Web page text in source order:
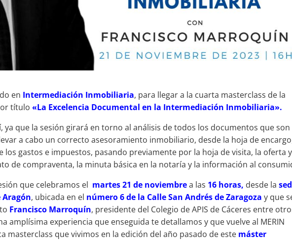
en Intermediación Inmobiliaria, para llegar a la cuarta masterclass de la
título«La Excelencia Documental en la Intermediación Inmobiliaria».
ya que la sesión girará en torno al análisis de todos los documentos que son
a cabo un correcto asesoramiento inmobiliario, desde la hoja de
los gastos e impuestos, pasando previamente por la hoja de visita, la oferta
de compraventa, la minuta básica en la notaría y la información al
que celebramos el martes 21 de noviembrea las 16 horas, desde la
Aragón, ubicada en el número 6 de la Calle San Andrés de Zaragoza y que
Francisco Marroquín, presidente del Colegio de APIS de Cáceres entre
amplísima experiencia que enseguida te detallamos y que vuelve al MERIN
masterclass que vivimos en la edición del año pasado de este máster